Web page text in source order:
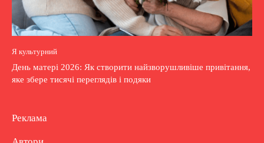
Я культурний
День матері 2026: Як створити найзворушливіше привітання,
яке збере тисячі переглядів і подяки
Реклама